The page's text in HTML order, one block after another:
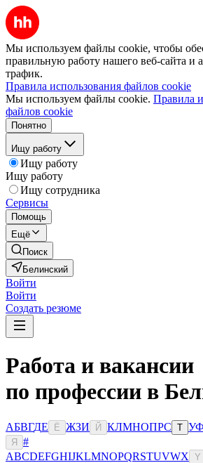
Мы используем файлы cookie, чтобы
правильную работу нашего веб-сайта и
трафик.
Правила использования файлов cookie
Мы используем файлы cookie. Правила
файлов cookie
Понятно
Ищу работу
Ищу работу
Ищу работу
Ищу сотрудника
Сервисы
Помощь
Ещё
Поиск
Белинский
Войти
Войти
Создать резюме
Работа и вакансии
по профессии в
АБВГДЕ Ё ЖЗИ Й КЛМНОПРС Т УФ
Я
#
ABCDEFGHIJKLMNOPQRSTUVWX Y